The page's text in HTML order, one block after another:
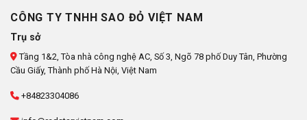
CÔNG TY TNHH SAO ĐỎ VIỆT NAM
Trụ sở
Tầng 1&2, Tòa nhà công nghệ AC, Số 3, Ngõ 78 phố Duy Tân, Phường
Cầu Giấy, Thành phố Hà Nội, Việt Nam
+84823304086